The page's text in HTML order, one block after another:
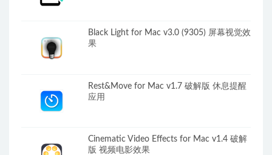
Black Light for Mac v3.0 (9305) 屏幕视觉效
果
Rest&Move for Mac v1.7 破解版 休息提醒
应用
Cinematic Video Effects for Mac v1.4 破解
版 视频电影效果